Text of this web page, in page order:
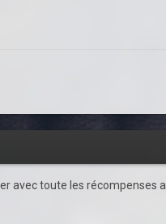
avec toute les récompenses